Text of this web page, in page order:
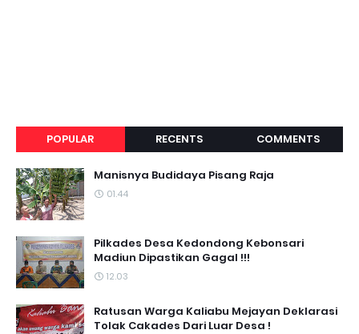
POPULAR RECENTS COMMENTS
Manisnya Budidaya Pisang Raja
01.44
Pilkades Desa Kedondong Kebonsari
Madiun Dipastikan Gagal !!!
12.03
Ratusan Warga Kaliabu Mejayan Deklarasi
Tolak Cakades Dari Luar Desa !